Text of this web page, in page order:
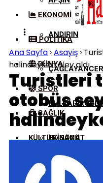
ANDIRIN
EKINÖZÜ
ELBISTAN
EKONOMI
POLITIKA
DÜNYA
SPOR
SAĞLIK
KÜLTÜR/SANAT
Ana Sayfa ›Asayiş ›
halindeyken alev aldı
Turistleri
otobüs